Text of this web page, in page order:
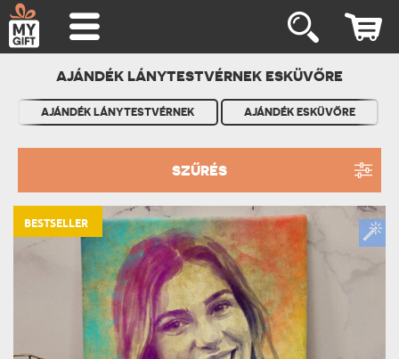
AJÁNDÉK LÁNYTESTVÉRNEK ESKÜVŐRE
AJÁNDÉK LÁNYTESTVÉRNEK AJÁNDÉK ESKÜVŐRE
SZŰRÉS
BESTSELLER